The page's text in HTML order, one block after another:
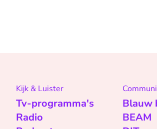
Kijk & Luister
Tv-programma's
Radio
Blauw
BEAM